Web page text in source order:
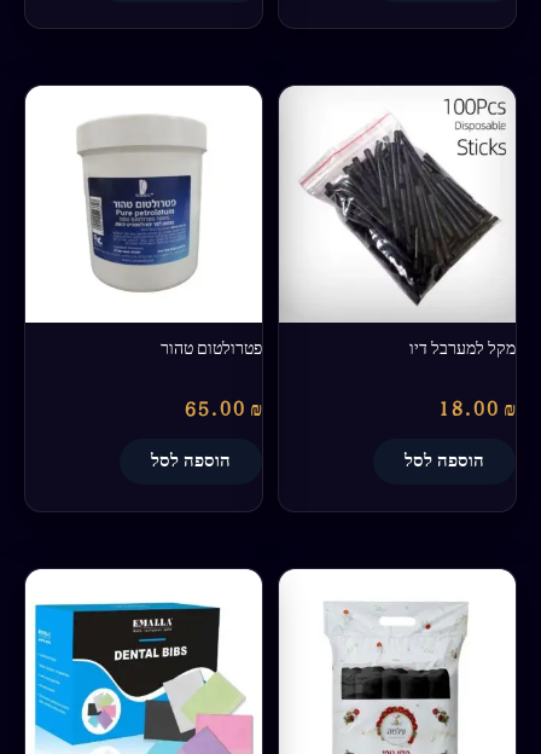
מקל למערבל דיו
18.00 ₪
הוספה לסל
פטרולטום טהור
65.00 ₪
הוספה לסל
זה
מספר
סוגים.
ניתן
לבחור